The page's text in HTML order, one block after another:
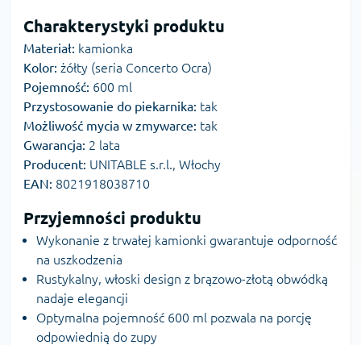
Charakterystyki produktu
Materiał: kamionka
Kolor: żółty (seria Concerto Ocra)
Pojemność: 600 ml
Przystosowanie do piekarnika: tak
Możliwość mycia w zmywarce: tak
Gwarancja: 2 lata
Producent: UNITABLE s.r.l., Włochy
EAN: 8021918038710
Przyjemności produktu
Wykonanie z trwałej kamionki gwarantuje odporność
na uszkodzenia
Rustykalny, włoski design z brązowo-złotą obwódką
nadaje elegancji
Optymalna pojemność 600 ml pozwala na porcję
odpowiednią do zupy